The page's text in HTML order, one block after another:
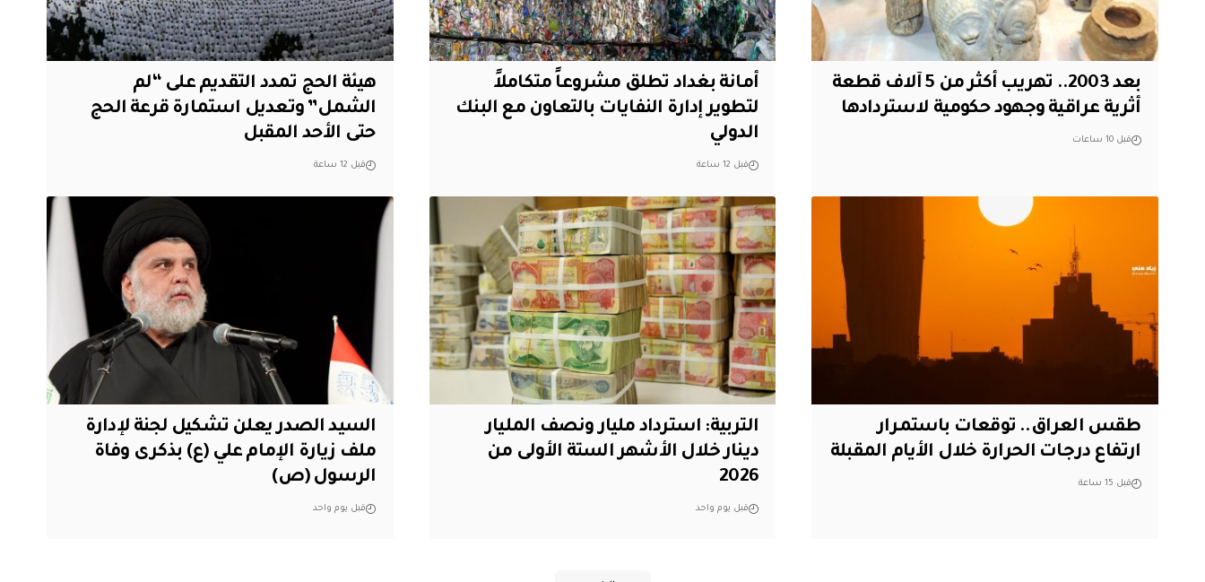
بعد 2003.. تهريب أكثر من 5 آلاف قطعة
أثرية عراقية وجهود حكومية لاستردادها
قبل 10 ساعات
أمانة بغداد تطلق مشروعاً متكاملاً
لتطوير إدارة النفايات بالتعاون مع البنك
الدولي
قبل 12 ساعة
هيئة الحج تمدد التقديم على “لم
الشمل” وتعديل استمارة قرعة الحج
حتى الأحد المقبل
قبل 12 ساعة
طقس العراق.. توقعات باستمرار
ارتفاع درجات الحرارة خلال الأيام المقبلة
قبل 15 ساعة
التربية: استرداد مليار ونصف المليار
دينار خلال الأشهر الستة الأولى من
2026
قبل يوم واحد
السيد الصدر يعلن تشكيل لجنة لإدارة
ملف زيارة الإمام علي (ع) بذكرى وفاة
الرسول (ص)
قبل يوم واحد